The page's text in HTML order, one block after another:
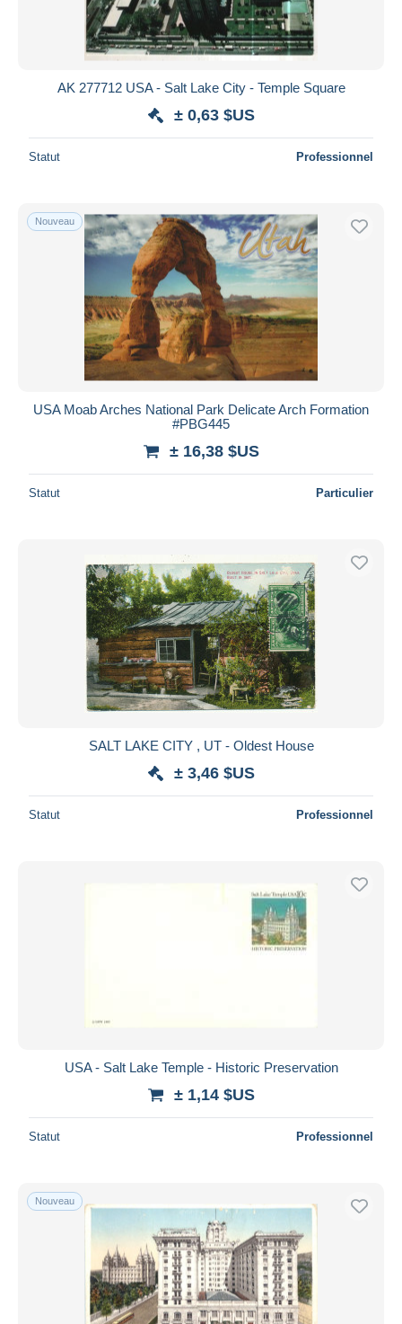
AK 277712 USA - Salt Lake City - Temple Square
± 0,63 $US
Statut Professionnel
Nouveau
USA Moab Arches National Park Delicate Arch Formation
#PBG445
± 16,38 $US
Statut Particulier
SALT LAKE CITY , UT - Oldest House
± 3,46 $US
Statut Professionnel
USA - Salt Lake Temple - Historic Preservation
± 1,14 $US
Statut Professionnel
Nouveau